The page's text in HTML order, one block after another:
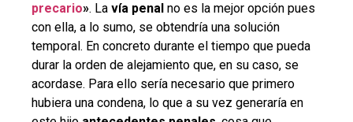
precario». La vía penal no es la mejor opción pues
con ella, a lo sumo, se obtendría una solución
temporal. En concreto durante el tiempo que pueda
durar la orden de alejamiento que, en su caso, se
acordase. Para ello sería necesario que primero
hubiera una condena, lo que a su vez generaría en